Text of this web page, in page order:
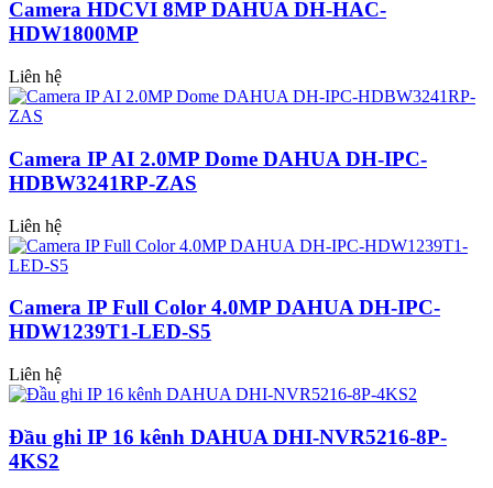
Camera HDCVI 8MP DAHUA DH-HAC-
HDW1800MP
Liên hệ
Camera IP AI 2.0MP Dome DAHUA DH-IPC-
HDBW3241RP-ZAS
Liên hệ
Camera IP Full Color 4.0MP DAHUA DH-IPC-
HDW1239T1-LED-S5
Liên hệ
Đầu ghi IP 16 kênh DAHUA DHI-NVR5216-8P-
4KS2